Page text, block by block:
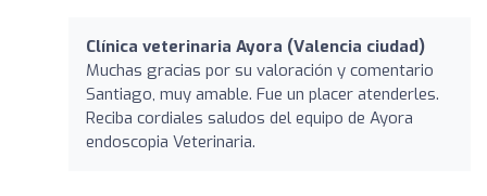
Clínica veterinaria Ayora (Valencia ciudad)
Muchas gracias por su valoración y comentario
Santiago, muy amable. Fue un placer atenderles.
Reciba cordiales saludos del equipo de Ayora
endoscopia Veterinaria.